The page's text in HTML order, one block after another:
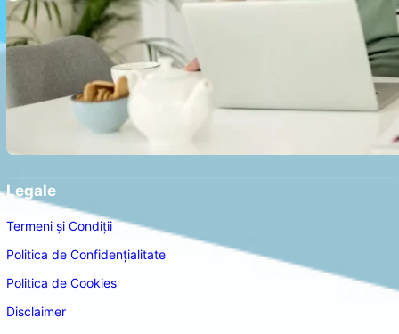
Legale
Termeni și Condiții
Politica de Confidențialitate
Politica de Cookies
Disclaimer